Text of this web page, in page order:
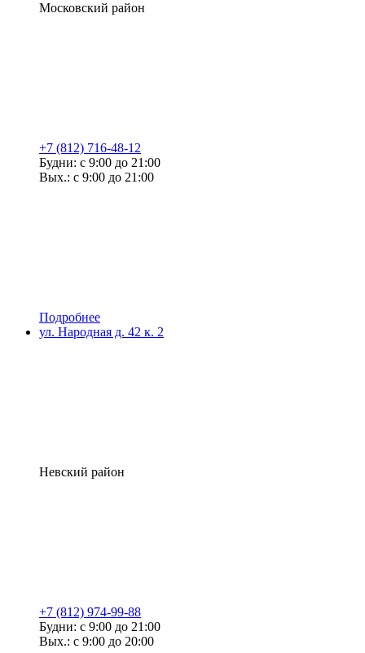
Московский район
+7 (812) 716-48-12
Будни: с 9:00 до 21:00
Вых.: с 9:00 до 21:00
Подробнее
ул. Народная д. 42 к. 2
Невский район
+7 (812) 974-99-88
Будни: с 9:00 до 21:00
Вых.: с 9:00 до 20:00